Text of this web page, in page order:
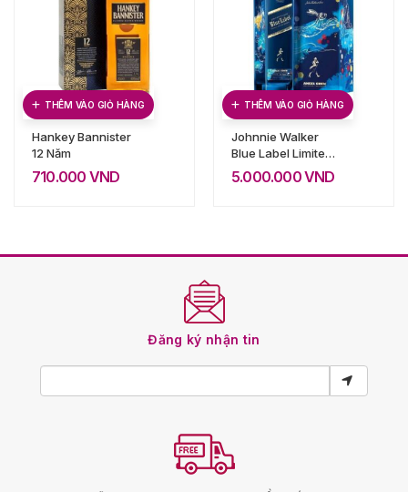
THÊM VÀO GIỎ HÀNG
Hankey Bannister
12 Năm
710.000 VND
THÊM VÀO GIỎ HÀNG
Johnnie Walker
Blue Label Limited
– Hộp Quà Tết
2023
5.000.000VND
Đăng ký nhận tin